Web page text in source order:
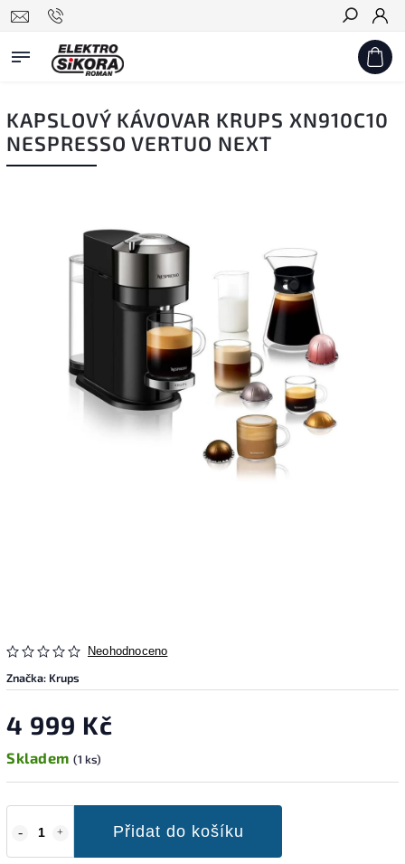
Hledat
KAPSLOVÝ KÁVOVAR KRUPS XN910C10
NESPRESSO VERTUO NEXT
Neohodnoceno
Značka: Krups
4 999 Kč
Skladem (1 ks)
Přidat do košíku